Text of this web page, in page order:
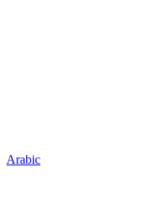
Arabic